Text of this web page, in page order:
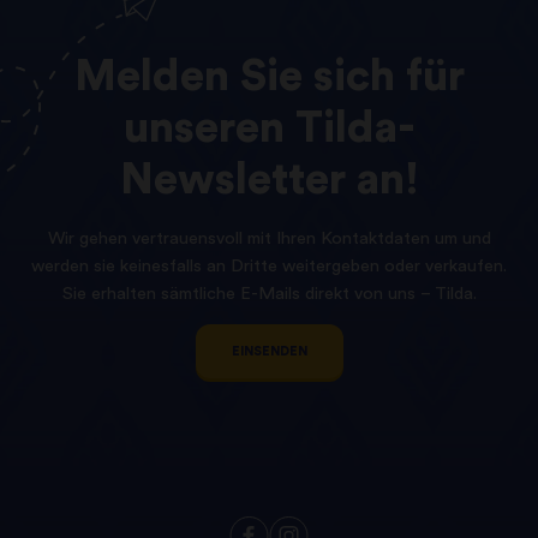
Melden Sie sich
für
unseren
Tilda-
Newsletter
an!
Wir gehen vertrauensvoll mit Ihren Kontaktdaten um und
werden sie keinesfalls an Dritte weitergeben oder verkaufen.
Sie erhalten sämtliche E-Mails direkt von uns – Tilda.
EINSENDEN